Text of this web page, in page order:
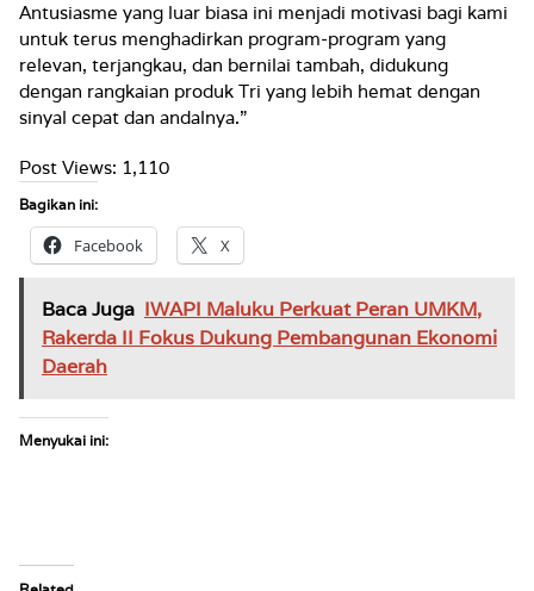
Antusiasme yang luar biasa ini menjadi motivasi bagi kami
untuk terus menghadirkan program-program yang
relevan, terjangkau, dan bernilai tambah, didukung
dengan rangkaian produk Tri yang lebih hemat dengan
sinyal cepat dan andalnya.”
Post Views: 1,110
Bagikan ini:
Facebook X
Baca Juga IWAPI Maluku Perkuat Peran UMKM,
Rakerda II Fokus Dukung Pembangunan Ekonomi
Daerah
Menyukai ini: